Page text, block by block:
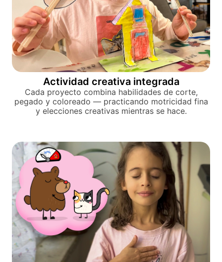
Actividad creativa integrada
Cada proyecto combina habilidades de corte,
pegado y coloreado — practicando motricidad fina
y elecciones creativas mientras se hace.